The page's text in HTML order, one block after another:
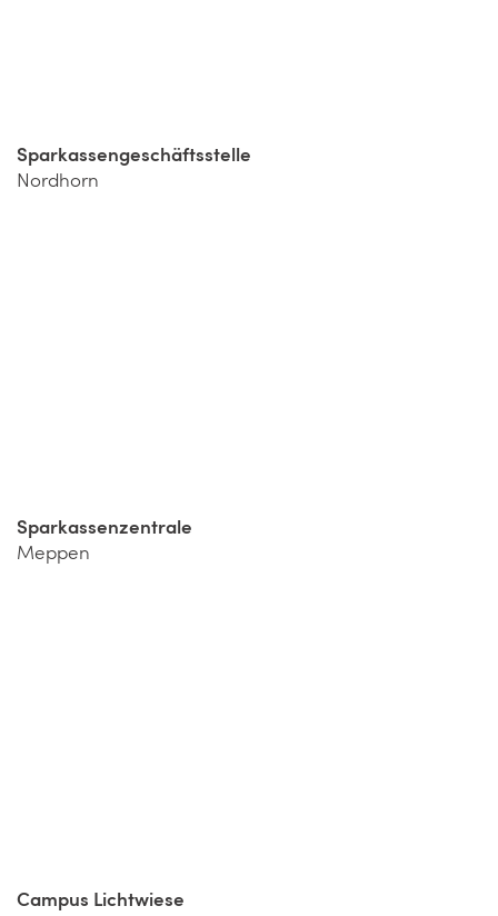
Sparkassengeschäftsstelle
Nordhorn
Sparkassenzentrale
Meppen
Campus Lichtwiese